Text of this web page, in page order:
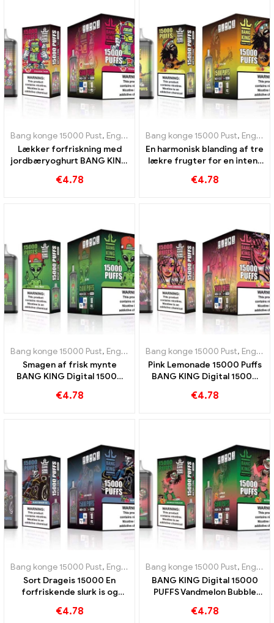
Bang konge 15000 Pust, Engangs e-cigaretter Sverige ,Engangs e-
Lækker forfriskning med
jordbæryoghurt BANG KING
€4.78
Bang konge 15000 Pust, Engangs e-cigaretter Sverige
En harmonisk blanding af tre
lækre frugter for en intens
oplevelse 15000 PUFF
€4.78
Bang konge 15000 Pust, Engangs e-cigaretter Sverige ,Engangs e-
Smagen af ​​frisk mynte
BANG KING Digital 15000
€4.78
Bang konge 15000 Pust, Engangs e-cigaretter Sverige
Pink Lemonade 15000 Puffs
BANG KING Digital 15000
oplevelse
€4.78
Bang konge 15000 Pust, Engangs e-cigaretter Sverige ,Engangs e-
Sort Drageis 15000 En
forfriskende slurk is og
15000 PUFF
€4.78
Bang konge 15000 Pust, Engangs e-cigaretter Sverige
BANG KING Digital 15000
PUFFS Vandmelon Bubble
fortrylle dine smagsløg
€4.78